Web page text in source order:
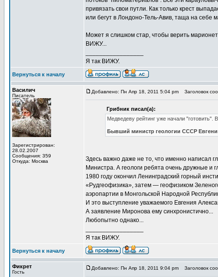
привязать свои путли. Как только крест
или бегут в Лондоно-Тель-Авив, таща на себе
Может я слишком стар, чтобы верить
ВИЖУ...
Я так ВИЖУ.
Вернуться к началу
Василич
Писатель
Зарегистрирован:
28.02.2007
Сообщения: 359
Откуда: Москва
Добавлено: Пн Апр 18, 2011 5:04 pm Заголовок
Грибник писал(а):
Медведеву рейтинг уже начали "готовить".
Бывший министр геологии СССР
Здесь важно даже не то, что именно написал
Министра. А геологи ребята очень дружные и
1980 году окончил Ленинградский горный
«Рудгеофизика», затем — геофизиком
аэропартии в Монгольской Народной
И это выступление уважаемого Евгения
А заявление Миронова ему синхронистично...
Любопытно однако...
Я так ВИЖУ.
Вернуться к началу
Фикрет
Гость
Добавлено: Пн Апр 18, 2011 9:04 pm Заголовок